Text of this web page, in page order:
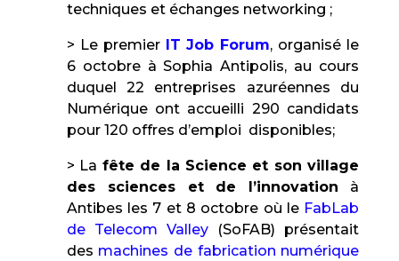
techniques et échanges networking ;
> Le premier IT Job Forum, organisé le
6 octobre à Sophia Antipolis, au cours
duquel 22 entreprises azuréennes du
Numérique ont accueilli 290 candidats
pour 120 offres d’emploi disponibles;
> La fête de la Science et son village
des sciences et de l’innovation à
Antibes les 7 et 8 octobre où le FabLab
de Telecom Valley (SoFAB) présentait
des machines de fabrication numérique